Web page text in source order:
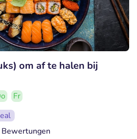
om af te halen bij
Fr